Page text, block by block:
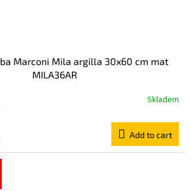
Marconi Mila argilla 30x60 cm mat
MILA36AR
Skladem
Add to cart